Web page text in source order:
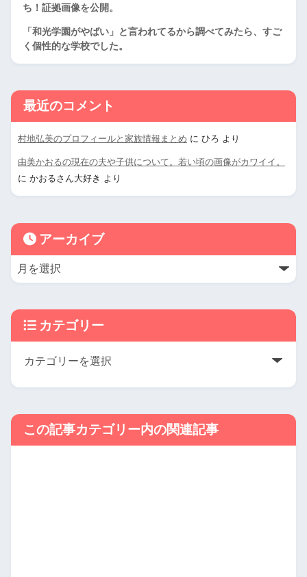
ち！証拠画像を公開。
「和光学園がやばい」と言われてるから調べてみたら、すご
く個性的な学校でした。
最近のコメント
村地弘美のプロフィールと家族情報まとめ に ひろ より
由美かおるの現在の夫や子供について。若い頃の画像がカワイイ。
に かおるさん大好き より
アーカイブ
カテゴリー
この記事カテゴリー内の関連記事